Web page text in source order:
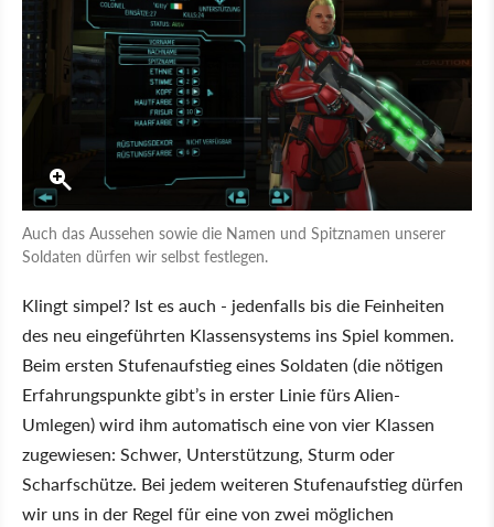
Auch das Aussehen sowie die Namen und Spitznamen unserer
Soldaten dürfen wir selbst festlegen.
Klingt simpel? Ist es auch - jedenfalls bis die Feinheiten
des neu eingeführten Klassensystems ins Spiel kommen.
Beim ersten Stufenaufstieg eines Soldaten (die nötigen
Erfahrungspunkte gibt’s in erster Linie fürs Alien-
Umlegen) wird ihm automatisch eine von vier Klassen
zugewiesen: Schwer, Unterstützung, Sturm oder
Scharfschütze. Bei jedem weiteren Stufenaufstieg dürfen
wir uns in der Regel für eine von zwei möglichen